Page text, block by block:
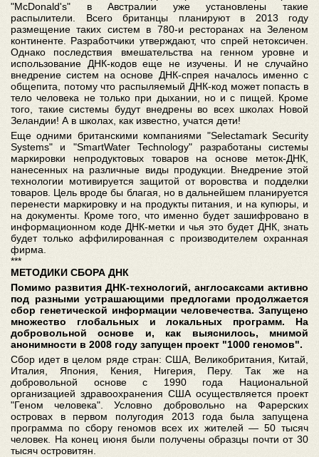
"McDonald's" в Австралии уже установлены такие
распылители. Всего британцы планируют в 2013 году
размещение таких систем в 780-и ресторанах на Зеленом
континенте. Разработчики утверждают, что спрей нетоксичен.
Однако последствия вмешательства на генном уровне и
использование ДНК-кодов еще не изучены. И не случайно
внедрение систем на основе ДНК-спрея началось именно с
общепита, потому что распыляемый ДНК-код может попасть в
тело человека не только при дыхании, но и с пищей. Кроме
того, такие системы будут внедрены во всех школах Новой
Зеландии! А в школах, как известно, учатся дети!
Еще одними британскими компаниями "Selectamark Security
Systems" и "SmartWater Technology" разработаны системы
маркировки непродуктовых товаров на основе меток-ДНК,
нанесенных на различные виды продукции. Внедрение этой
технологии мотивируется защитой от воровства и подделки
товаров. Цель вроде бы благая, но в дальнейшем планируется
перенести маркировку и на продукты питания, и на купюры, и
на документы. Кроме того, что именно будет зашифровано в
информационном коде ДНК-метки и чья это будет ДНК, знать
будет только аффилированная с производителем охранная
фирма.
***
МЕТОДИКИ СБОРА ДНК
Помимо развития ДНК-технологий, англосаксами активно
под разными устрашающими предлогами продолжается
сбор генетической информации человечества. Запущено
множество глобальных и локальных программ. На
добровольной основе и, как выяснилось, мнимой
анонимности в 2008 году запущен проект "1000 геномов".
Сбор идет в целом ряде стран: США, Великобритания, Китай,
Италия, Япония, Кения, Нигерия, Перу. Так же на
добровольной основе с 1990 года Национальной
организацией здравоохранения США осуществляется проект
"Геном человека". Условно добровольно на Фарерских
островах в первом полугодия 2013 года была запущена
программа по сбору геномов всех их жителей — 50 тысяч
человек. На конец июня были получены образцы почти от 30
тысяч островитян.